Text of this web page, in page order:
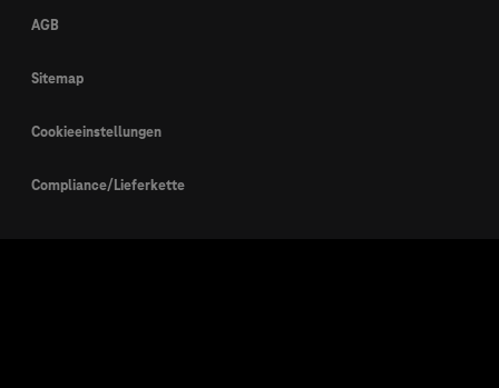
AGB
Sitemap
Cookieeinstellungen
Compliance/Lieferkette